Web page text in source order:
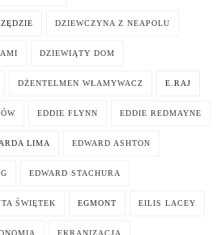
DZIEWCZYNA Z NEAPOLU
DZIEWIĄTY DOM
DŻENTELMEN WŁAMYWACZ E.RAJ
EDDIE FLYNN EDDIE REDMAYNE
LIMA EDWARD ASHTON
EDWARD STACHURA
ŚWIĘTEK EGMONT EILIS LACEY
EKRANIZACJA